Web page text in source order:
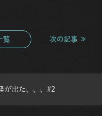
覧 次の記事 ≫
が出た、、、#2